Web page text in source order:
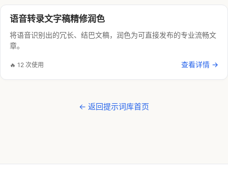
语音转录文字稿精修润色
将语音识别出的冗长、结巴文稿，润色为可直接发布的专业流畅文
章。
🔥 12 次使用 查看详情 →
← 返回提示词库首页